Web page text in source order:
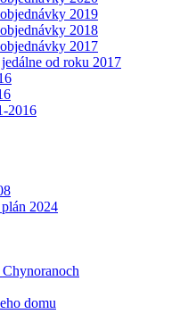
2019
2018
2017
od roku 2017
2016
2024
domu